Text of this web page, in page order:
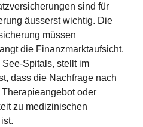
sind für
äusserst wichtig. Die
müssen
die Finanzmarktaufsicht.
See-Spitals, stellt im
dass die Nachfrage nach
oder
zu medizinischen